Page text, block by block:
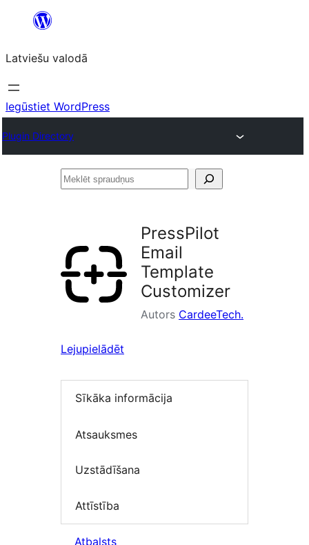
Pāriet
saturu
Latviešu valodā
Iegūstiet WordPress
Plugin Directory
Meklēt
PressPilot
Email
Template
Customizer
Autors CardeeTech.
Lejupielādēt
Sīkāka informācija
Atsauksmes
Uzstādīšana
Attīstība
Atbalsts